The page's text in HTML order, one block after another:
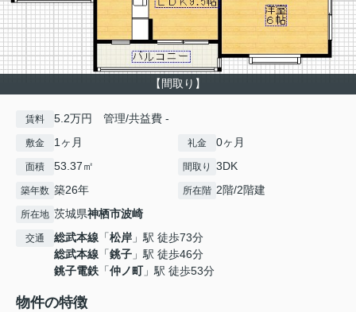
【間取り】
賃料 5.2万円 管理/共益費 -
敷金 1ヶ月 礼金 0ヶ月
面積 53.37㎡ 間取り 3DK
築年数 築26年 所在階 2階/2階建
所在地 茨城県神栖市波崎
交通 総武本線 「松岸 」駅 徒歩73分
総武本線 「銚子 」駅 徒歩46分
銚子電鉄 「仲ノ町」駅 徒歩53分
物件の特徴